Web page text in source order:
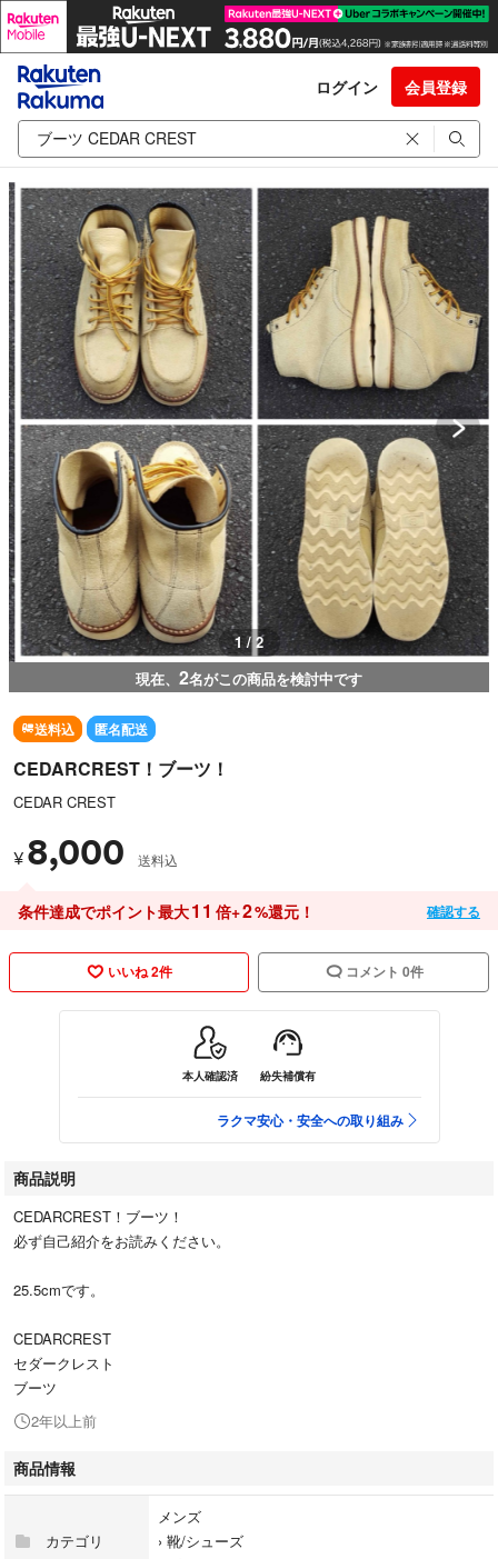
ログイン 会員登録
1 / 2
現在、 2名がこの商品を検討中です
送料込 匿名配送
CEDARCREST！ブーツ！
CEDAR CREST
¥ 8,000 送料込
条件達成でポイント最大11 倍+2%還元！ 確認する
いいね 2件 コメント 0件
本人確認済 紛失補償有
ラクマ安心・安全への取り組み
商品説明
CEDARCREST！ブーツ！
必ず自己紹介をお読みください。
25.5cmです。
CEDARCREST
セダークレスト
ブーツ
2年以上前
商品情報
カテゴリ
メンズ
› 靴/シューズ